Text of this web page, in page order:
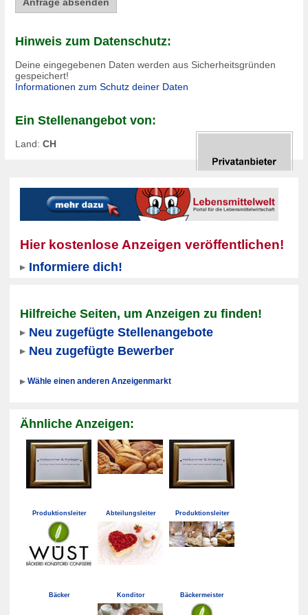
Hinweis zum Datenschutz:
Deine eingegebenen Daten werden aus Sicherheitsgründen
gespeichert!
Informationen zum Schutz deiner Daten
Ein Stellenangebot von:
Land: CH
Hier kostenlose Anzeigen veröffentlichen!
Informiere dich!
Hilfreiche Seiten, um Anzeigen zu finden!
Neu zugefügte Stellenangebote
Neu zugefügte Bewerber
Wähle einen anderen Anzeigenmarkt
Ähnliche Anzeigen:
Produktionsleiter Abteilungsleiter Produktionsleiter
Bäcker Konditor Bäckermeister